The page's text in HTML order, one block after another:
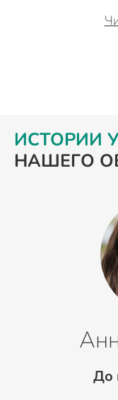
ИСТОРИИ
НАШЕГО
До